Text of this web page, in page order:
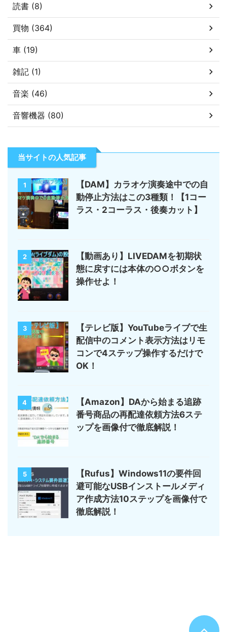
読書 (8)
買物 (364)
車 (19)
雑記 (1)
音楽 (46)
音響機器 (80)
当サイトの人気記事
1
【DAM】カラオケ演奏途中での自
動停止方法はこの3種類！【1コー
ラス・2コーラス・後奏カット】
2
【動画あり】LIVEDAMを初期状
態に戻すには本体の○○ボタンを
操作せよ！
3
【テレビ版】YouTubeライブで生
配信中のコメント表示方法はリモ
コンで4ステップ操作するだけで
OK！
4
【Amazon】DAから始まる追跡
番号商品の再配達依頼方法6ステ
ップを画像付で徹底解説！
5
【Rufus】Windows11の要件回
避可能なUSBインストールメディ
ア作成方法10ステップを画像付で
徹底解説！